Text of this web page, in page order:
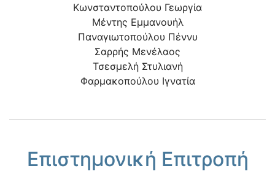
Κωνσταντοπούλου Γεωργία
Μέντης Εμμανουήλ
Παναγιωτοπούλου Πέννυ
Σαρρής Μενέλαος
Τσεσμελή Στυλιανή
Φαρμακοπούλου Ιγνατία
Επιστημονική Επιτροπή